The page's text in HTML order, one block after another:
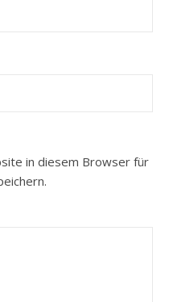
in diesem Browser für